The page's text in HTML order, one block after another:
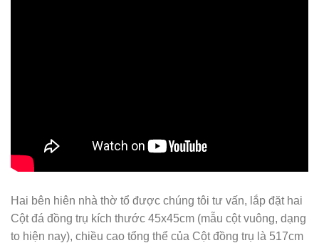
Hai bên hiên nhà thờ tổ được chúng tôi tư vấn, lắp đặt hai
Cột đá đồng trụ kích thước 45x45cm (mẫu cột vuông, dạng
to hiện nay), chiều cao tổng thể của Cột đồng trụ là 517cm